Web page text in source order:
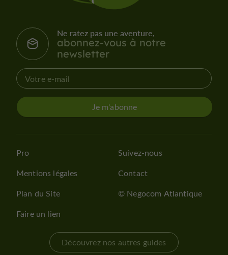
Ne ratez pas une aventure,
abonnez-vous à notre
newsletter
Je m'abonne
Pro
Mentions légales
Plan du Site
Faire un lien
Suivez-nous
Contact
© Negocom Atlantique
Découvrez nos autres guides